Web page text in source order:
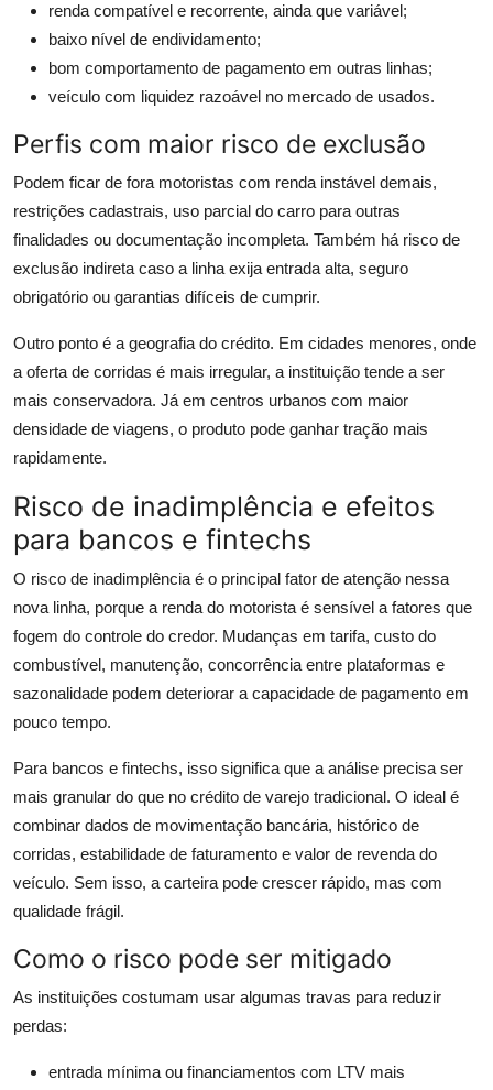
renda compatível e recorrente, ainda que variável;
baixo nível de endividamento;
bom comportamento de pagamento em outras linhas;
veículo com liquidez razoável no mercado de usados.
Perfis com maior risco de exclusão
Podem ficar de fora motoristas com renda instável demais,
restrições cadastrais, uso parcial do carro para outras
finalidades ou documentação incompleta. Também há risco de
exclusão indireta caso a linha exija entrada alta, seguro
obrigatório ou garantias difíceis de cumprir.
Outro ponto é a geografia do crédito. Em cidades menores, onde
a oferta de corridas é mais irregular, a instituição tende a ser
mais conservadora. Já em centros urbanos com maior
densidade de viagens, o produto pode ganhar tração mais
rapidamente.
Risco de inadimplência e efeitos
para bancos e fintechs
O risco de inadimplência é o principal fator de atenção nessa
nova linha, porque a renda do motorista é sensível a fatores que
fogem do controle do credor. Mudanças em tarifa, custo do
combustível, manutenção, concorrência entre plataformas e
sazonalidade podem deteriorar a capacidade de pagamento em
pouco tempo.
Para bancos e fintechs, isso significa que a análise precisa ser
mais granular do que no crédito de varejo tradicional. O ideal é
combinar dados de movimentação bancária, histórico de
corridas, estabilidade de faturamento e valor de revenda do
veículo. Sem isso, a carteira pode crescer rápido, mas com
qualidade frágil.
Como o risco pode ser mitigado
As instituições costumam usar algumas travas para reduzir
perdas:
entrada mínima ou financiamentos com LTV mais